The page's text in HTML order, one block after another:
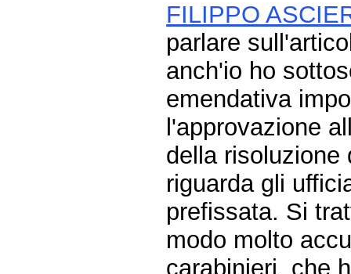
FILIPPO
parlare
anch'io ho
emendativa
l'approvazione
della risoluzione
riguarda gli
prefissata. Si
modo molto
carabinieri, che